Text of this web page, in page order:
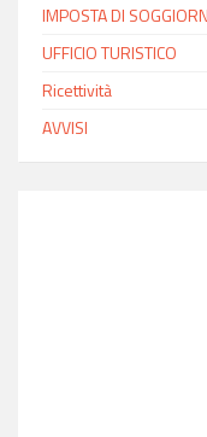
IMPOSTA DI
UFFICIO TURISTICO
Ricettività
AVVISI